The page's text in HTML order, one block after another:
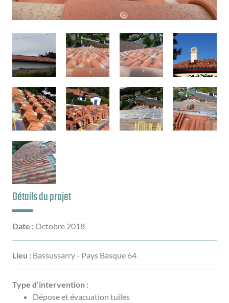
Détails du projet
Date : Octobre 2018
Lieu : Bassussarry - Pays Basque 64
Type d’intervention :
Dépose et évacuation tuiles